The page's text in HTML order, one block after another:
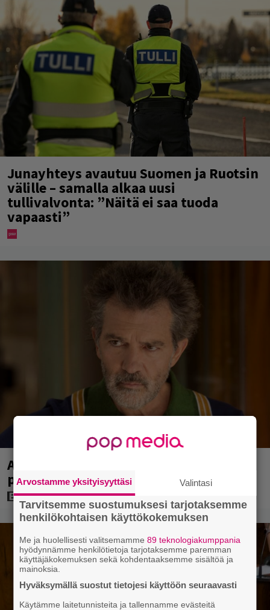
Junayhteys avautuu Suomen ja Ruotsin
välille – samalla alkaa uusi
tullivalvonta: ”Näitä ei saa tuoda
vapaasti”
Antonio Banderas: ”Sydänkohtaus on
parasta mitä minulle on tapahtunut”
Arvostamme yksityisyyttäsi Valintasi
Tarvitsemme suostumuksesi tarjotaksemme
henkilökohtaisen käyttökokemuksen
Me ja huolellisesti valitsemamme89 teknologiakumppania
hyödynnämme henkilötietoja tarjotaksemme paremman
käyttäjäkokemuksen sekä kohdentaaksemme sisältöä ja
mainoksia.
Hyväksymällä suostut tietojesi käyttöön seuraavasti
Käytämme laitetunnisteita ja tallennamme evästeitä